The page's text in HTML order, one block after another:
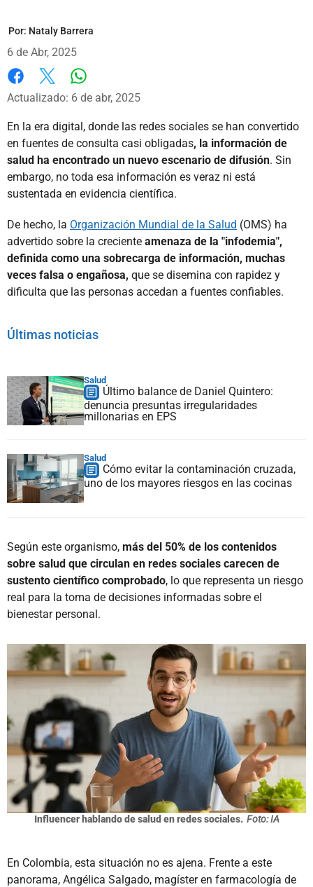
Por: Nataly Barrera
6 de Abr, 2025
Facebook
X
Actualizado: 6 de abr, 2025
En la era digital, donde las redes sociales se han convertido
en fuentes de consulta casi obligadas, la información de
salud ha encontrado un nuevo escenario de difusión. Sin
embargo, no toda esa información es veraz ni está
sustentada en evidencia científica.
De hecho, la Organización Mundial de la Salud (OMS) ha
advertido sobre la creciente amenaza de la "infodemia",
definida como una sobrecarga de información, muchas
veces falsa o engañosa, que se disemina con rapidez y
dificulta que las personas accedan a fuentes confiables.
Últimas noticias
Salud
Último balance de Daniel Quintero:
denuncia presuntas irregularidades
millonarias en EPS
Salud
Cómo evitar la contaminación cruzada,
uno de los mayores riesgos en las cocinas
Según este organismo, más del 50% de los contenidos
sobre salud que circulan en redes sociales carecen de
sustento científico comprobado, lo que representa un riesgo
real para la toma de decisiones informadas sobre el
bienestar personal.
Influencer hablando de salud en redes sociales. Foto: IA
En Colombia, esta situación no es ajena. Frente a este
panorama, Angélica Salgado, magíster en farmacología de